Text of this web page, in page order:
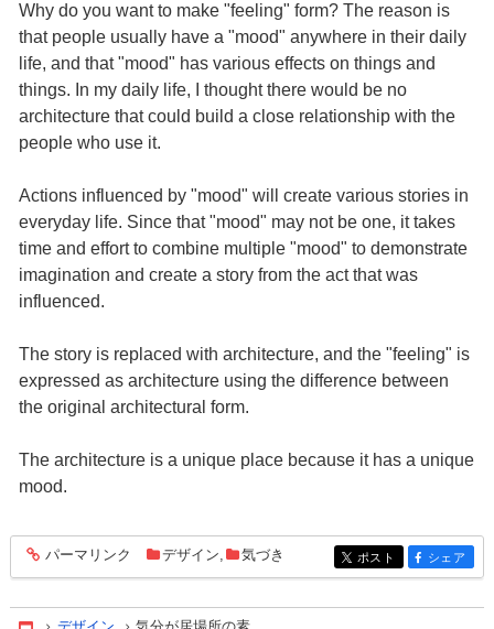
Why do you want to make "feeling" form? The reason is
that people usually have a "mood" anywhere in their daily
life, and that "mood" has various effects on things and
things. In my daily life, I thought there would be no
architecture that could build a close relationship with the
people who use it.
Actions influenced by "mood" will create various stories in
everyday life. Since that "mood" may not be one, it takes
time and effort to combine multiple "mood" to demonstrate
imagination and create a story from the act that was
influenced.
The story is replaced with architecture, and the "feeling" is
expressed as architecture using the difference between
the original architectural form.
The architecture is a unique place because it has a unique
mood.
entry1256
パーマリンク デザイン, 気づき entry1256
ポスト entry1256
シェア